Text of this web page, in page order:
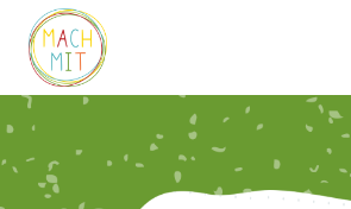
Zum
Inhalt
springen